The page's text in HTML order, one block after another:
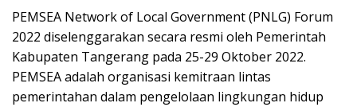
PEMSEA Network of Local Government (PNLG) Forum
2022 diselenggarakan secara resmi oleh Pemerintah
Kabupaten Tangerang pada 25-29 Oktober 2022.
PEMSEA adalah organisasi kemitraan lintas
pemerintahan dalam pengelolaan lingkungan hidup